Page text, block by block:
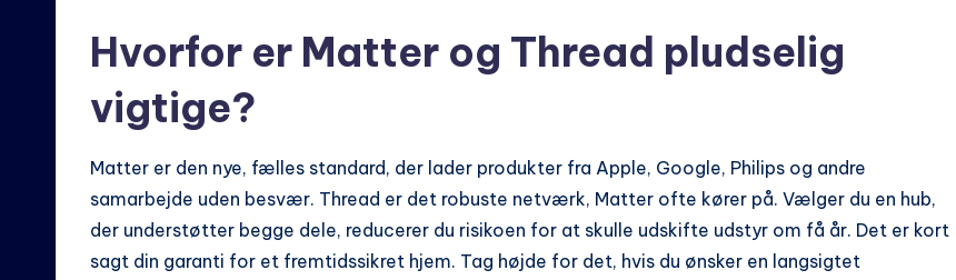
Hvorfor er Matter og Thread pludselig
vigtige?
Matter er den nye, fælles standard, der lader produkter fra Apple, Google, Philips og andre
samarbejde uden besvær. Thread er det robuste netværk, Matter ofte kører på. Vælger du en hub,
der understøtter begge dele, reducerer du risikoen for at skulle udskifte udstyr om få år. Det er kort
sagt din garanti for et fremtidssikret hjem. Tag højde for det, hvis du ønsker en langsigtet